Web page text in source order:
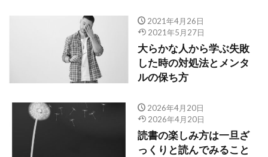
2021年4月26日
2021年5月27日
大らかな人から学ぶ失敗
した時の対処法とメンタ
ルの保ち方
2026年4月20日
2026年4月20日
読書の楽しみ方は一旦ざ
っくりと読んでみること